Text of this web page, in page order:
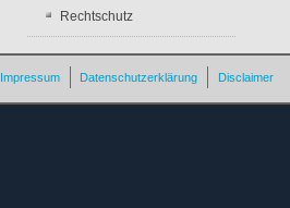
Rechtschutz
Impressum Datenschutzerklärung Disclaimer